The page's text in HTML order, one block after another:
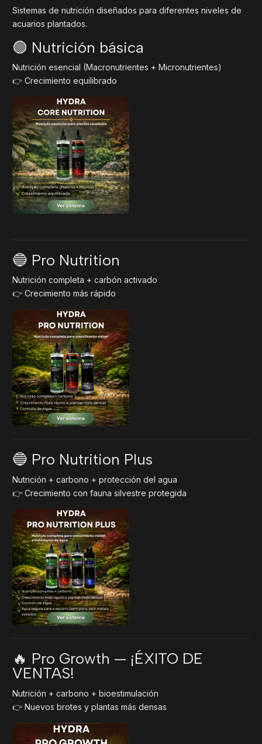
Sistemas de nutrición diseñados para diferentes niveles de
acuarios plantados.
🟢 Nutrición básica
Nutrición esencial (Macronutrientes + Micronutrientes)
👉 Crecimiento equilibrado
🔵 Pro Nutrition
Nutrición completa + carbón activado
👉 Crecimiento más rápido
🔵 Pro Nutrition Plus
Nutrición + carbono + protección del agua
👉 Crecimiento con fauna silvestre protegida
🔥 Pro Growth — ¡ÉXITO DE
VENTAS!
Nutrición + carbono + bioestimulación
👉 Nuevos brotes y plantas más densas